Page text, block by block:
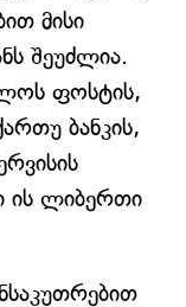
მისი
შეუძლია.
ფოსტის,
ბანკის,
ის ლიბერთი